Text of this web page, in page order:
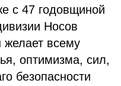
с 47 годовщиной
Носов
всему
оптимизма, сил,
безопасности